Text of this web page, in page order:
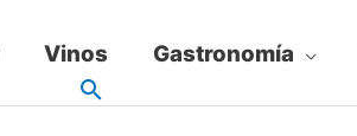
Vinos Gastronomía